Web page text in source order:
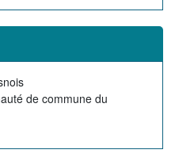
de commune du